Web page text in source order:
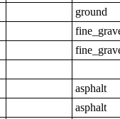
ground
asphalt
asphalt